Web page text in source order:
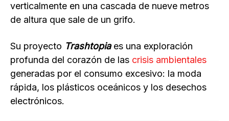
verticalmente en una cascada de nueve metros
de altura que sale de un grifo.
Su proyecto Trashtopia es una exploración
profunda del corazón de las crisis ambientales
generadas por el consumo excesivo: la moda
rápida, los plásticos oceánicos y los desechos
electrónicos.